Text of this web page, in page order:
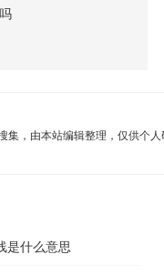
集，由本站编辑整理，仅供个
什么意思